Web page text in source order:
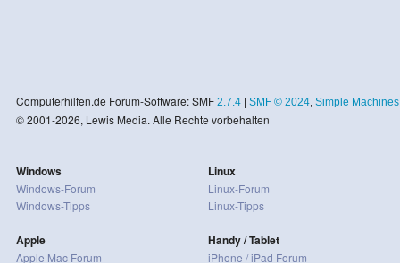
Computerhilfen.de Forum-Software: SMF 2.7.4| SMF © 2024, Simple Machines
© 2001-2026, Lewis Media. Alle Rechte vorbehalten
Windows
Windows-Forum
Windows-Tipps
Apple
Apple Mac Forum
Linux
Linux-Forum
Linux-Tipps
Handy / Tablet
iPhone / iPad Forum